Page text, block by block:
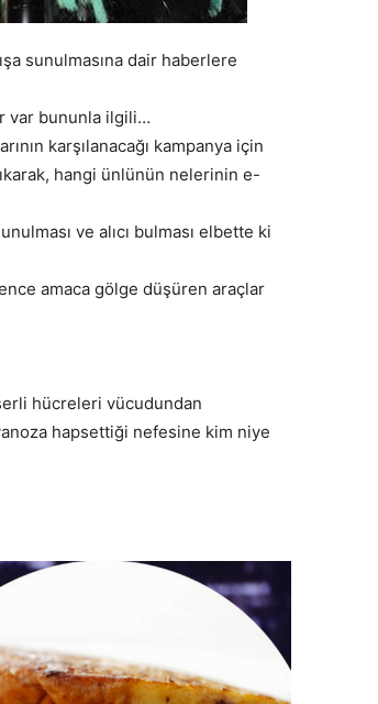
sunulmasına dair haberlere
var bununla ilgili…
karşılanacağı kampanya için
hangi ünlünün nelerinin e-
ve alıcı bulması elbette ki
amaca gölge düşüren araçlar
hücreleri vücudundan
hapsettiği nefesine kim niye